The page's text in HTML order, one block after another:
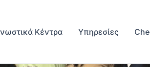
Κέντρα Υπηρεσίες